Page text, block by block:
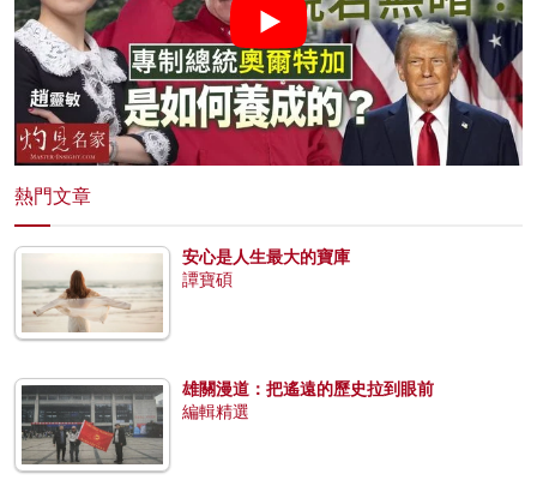
熱門文章
安心是人生最大的寶庫
譚寶碩
雄關漫道：把遙遠的歷史拉到眼前
編輯精選